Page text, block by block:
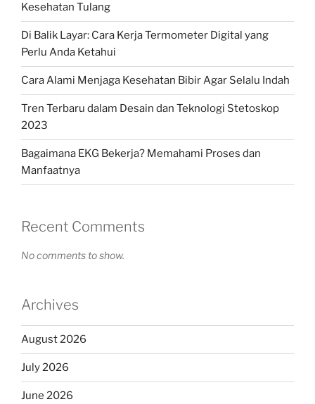
Kesehatan Tulang
Di Balik Layar: Cara Kerja Termometer Digital yang
Perlu Anda Ketahui
Cara Alami Menjaga Kesehatan Bibir Agar Selalu Indah
Tren Terbaru dalam Desain dan Teknologi Stetoskop
2023
Bagaimana EKG Bekerja? Memahami Proses dan
Manfaatnya
Recent Comments
No comments to show.
Archives
August 2026
July 2026
June 2026